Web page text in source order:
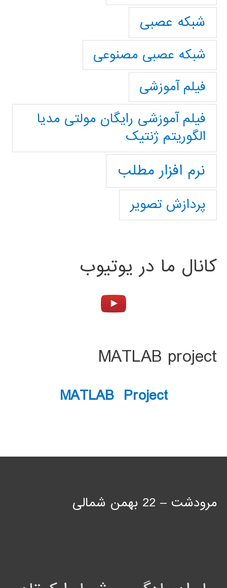
شبکه عصبی
شبکه عصبی مصنوعی
فیلم آموزشی
فیلم آموزشی رایگان مولتی مدیا
الگوریتم ژنتیک
نرم افزار مطلب
پردازش تصویر
کانال ما در یوتیوب
MATLAB project
MATLAB Project
مرودشت – 22 بهمن شمالی